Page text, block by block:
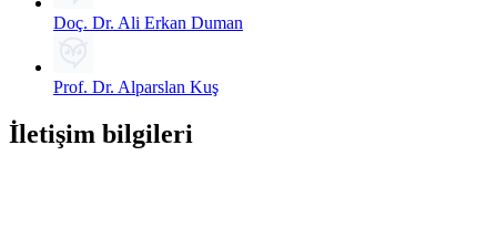
Doç. Dr. Ali Erkan Duman
Prof. Dr. Alparslan Kuş
İletişim bilgileri